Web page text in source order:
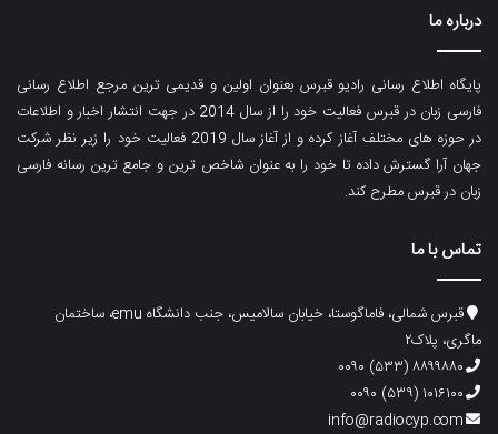
درباره ما
پایگاه اطلاع رسانی رادیو قبرس بعنوان اولین و قدیمی ترین مرجع اطلاع رسانی
فارسی زبان در قبرس فعالیت خود را از سال 2014 در جهت انتشار اخبار و اطلاعات
در حوزه های مختلف آغاز کرده و از آغاز سال 2019 فعالیت خود را زیر نظر شرکت
جهان آرا گسترش داده تا خود را به عنوان شاخص ترین و جامع ترین رسانه فارسی
زبان در قبرس مطرح کند.
تماس با ما
قبرس شمالی، فاماگوستا، خیابان سالامیس، جنب دانشگاه emu، ساختمان
ماگری، پلاک۲
۸۸۹۹۸۸۰ (۵۳۳) ۰۰۹۰
۱۰۱۶۱۰۰ (۵۳۹) ۰۰۹۰
info@radiocyp.com